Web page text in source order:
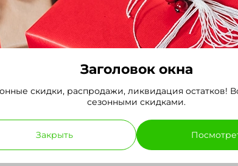
Среднее Масса плода
Заголовок окна
скидки, распродажи, ликвидация остатков!
сезонными скидками.
Закрыть